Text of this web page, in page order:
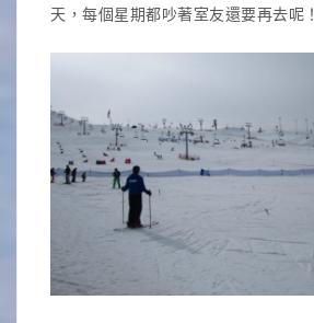
天，每個星期都吵著室友還要再去呢！